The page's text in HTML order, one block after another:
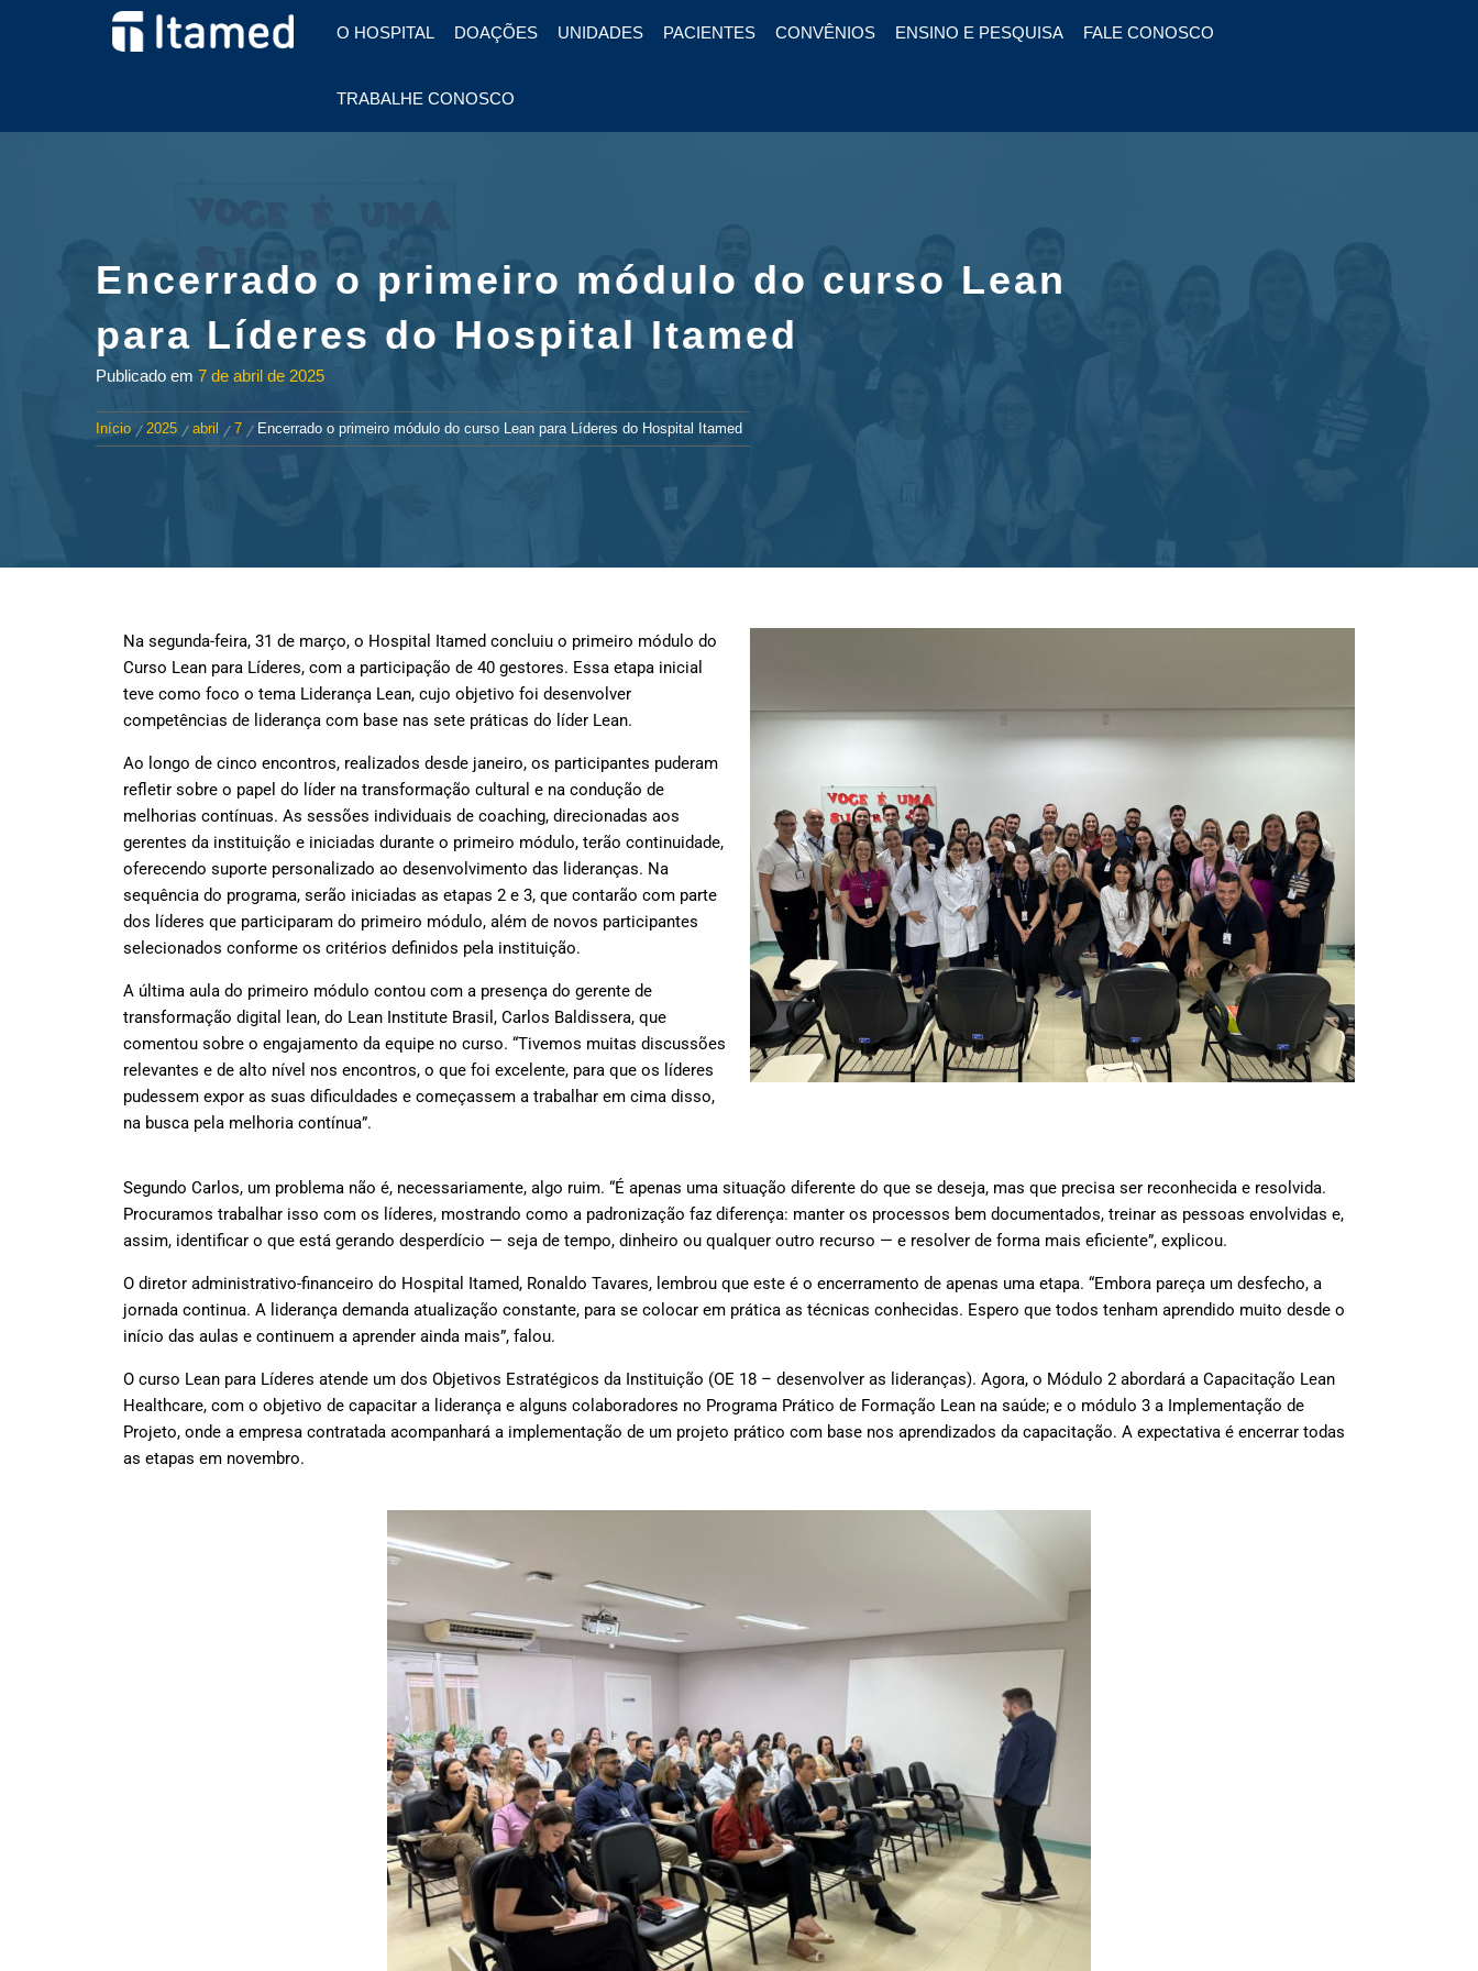
HOSPITAL
ITAMED
HOSPITAL EM FOZ DO
IGUAÇU
O HOSPITAL DOAÇÕES UNIDADES PACIENTES CONVÊNIOS ENSINO E PESQUISA FALE CONOSCO
TRABALHE CONOSCO
Encerrado o primeiro módulo do curso Lean
para Líderes do Hospital Itamed
Publicado em 7 de abril de 2025
Início 2025 abril 7 Encerrado o primeiro módulo do curso Lean para Líderes do Hospital Itamed
Na segunda-feira, 31 de março, o Hospital Itamed concluiu o primeiro módulo do
Curso Lean para Líderes, com a participação de 40 gestores. Essa etapa inicial
teve como foco o tema Liderança Lean, cujo objetivo foi desenvolver
competências de liderança com base nas sete práticas do líder Lean.
Ao longo de cinco encontros, realizados desde janeiro, os participantes puderam
refletir sobre o papel do líder na transformação cultural e na condução de
melhorias contínuas. As sessões individuais de coaching, direcionadas aos
gerentes da instituição e iniciadas durante o primeiro módulo, terão continuidade,
oferecendo suporte personalizado ao desenvolvimento das lideranças. Na
sequência do programa, serão iniciadas as etapas 2 e 3, que contarão com parte
dos líderes que participaram do primeiro módulo, além de novos participantes
selecionados conforme os critérios definidos pela instituição.
A última aula do primeiro módulo contou com a presença do gerente de
transformação digital lean, do Lean Institute Brasil, Carlos Baldissera, que
comentou sobre o engajamento da equipe no curso. “Tivemos muitas discussões
relevantes e de alto nível nos encontros, o que foi excelente, para que os líderes
pudessem expor as suas dificuldades e começassem a trabalhar em cima disso,
na busca pela melhoria contínua”.
Segundo Carlos, um problema não é, necessariamente, algo ruim. “É apenas uma situação diferente do que se deseja, mas que precisa ser reconhecida e resolvida.
Procuramos trabalhar isso com os líderes, mostrando como a padronização faz diferença: manter os processos bem documentados, treinar as pessoas envolvidas e,
assim, identificar o que está gerando desperdício — seja de tempo, dinheiro ou qualquer outro recurso — e resolver de forma mais eficiente”, explicou.
O diretor administrativo-financeiro do Hospital Itamed, Ronaldo Tavares, lembrou que este é o encerramento de apenas uma etapa. “Embora pareça um desfecho, a
jornada continua. A liderança demanda atualização constante, para se colocar em prática as técnicas conhecidas. Espero que todos tenham aprendido muito desde o
início das aulas e continuem a aprender ainda mais”, falou.
O curso Lean para Líderes atende um dos Objetivos Estratégicos da Instituição (OE 18 – desenvolver as lideranças). Agora, o Módulo 2 abordará a Capacitação Lean
Healthcare, com o objetivo de capacitar a liderança e alguns colaboradores no Programa Prático de Formação Lean na saúde; e o módulo 3 a Implementação de
Projeto, onde a empresa contratada acompanhará a implementação de um projeto prático com base nos aprendizados da capacitação. A expectativa é encerrar todas
as etapas em novembro.